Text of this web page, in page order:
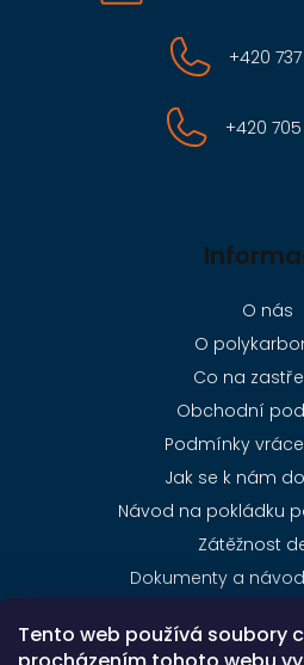
Tento web používá soubory
+420
+420
O nás
O
Co na
Obchodní
Podmínky
Jak se k nám
Návod na pokládku
Zátěžnost
Dokumenty a
Kontakty